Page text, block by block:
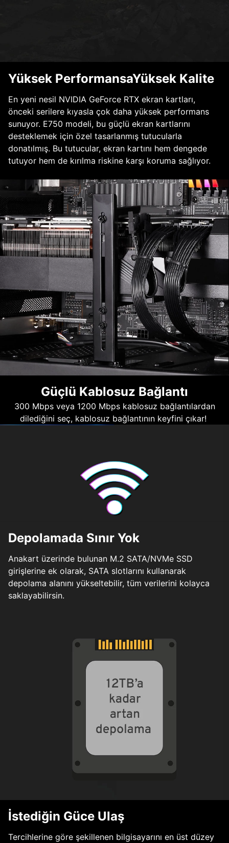
Yüksek PerformansaYüksek Kalite
En yeni nesil NVIDIA GeForce RTX ekran kartları,
önceki serilere kıyasla çok daha yüksek performans
sunuyor. E750 modeli, bu güçlü ekran kartlarını
desteklemek için özel tasarlanmış tutucularla
donatılmış. Bu tutucular, ekran kartını hem dengede
tutuyor hem de kırılma riskine karşı koruma sağlıyor.
Güçlü Kablosuz Bağlantı
300 Mbps veya 1200 Mbps kablosuz bağlantılardan
dilediğini seç, kablosuz bağlantının keyfini çıkar!
Depolamada Sınır Yok
Anakart üzerinde bulunan M.2 SATA/NVMe SSD
girişlerine ek olarak, SATA slotlarını kullanarak
depolama alanını yükseltebilir, tüm verilerini kolayca
saklayabilirsin.
İstediğin Güce Ulaş
Tercihlerine göre şekillenen bilgisayarını en üst düzey